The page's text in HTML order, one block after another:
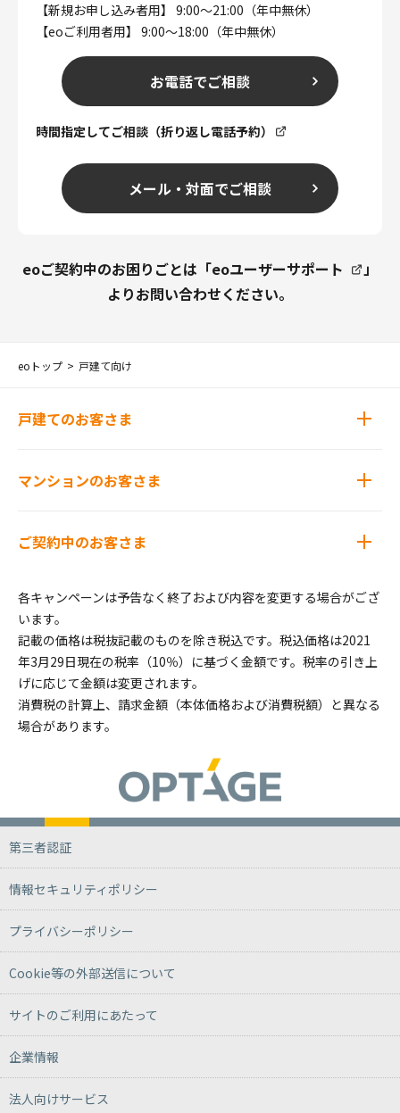
【新規お申し込み者用】 9:00～21:00（年中無休）
【eoご利用者用】 9:00～18:00（年中無休）
お電話でご相談
時間指定してご相談（折り返し電話予約）
メール・対面でご相談
eoご契約中のお困りごとは「eoユーザーサポート
」
よりお問い合わせください。
eoトップ 戸建て向け
戸建てのお客さま
マンションのお客さま
ご契約中のお客さま
各キャンペーンは予告なく終了および内容を変更する場合がござ
います。
記載の価格は税抜記載のものを除き税込です。税込価格は2021
年3月29日現在の税率（10％）に基づく金額です。税率の引き上
げに応じて金額は変更されます。
消費税の計算上、請求金額（本体価格および消費税額）と異なる
場合があります。
第三者認証
情報セキュリティポリシー
プライバシーポリシー
Cookie等の外部送信について
サイトのご利用にあたって
企業情報
法人向けサービス